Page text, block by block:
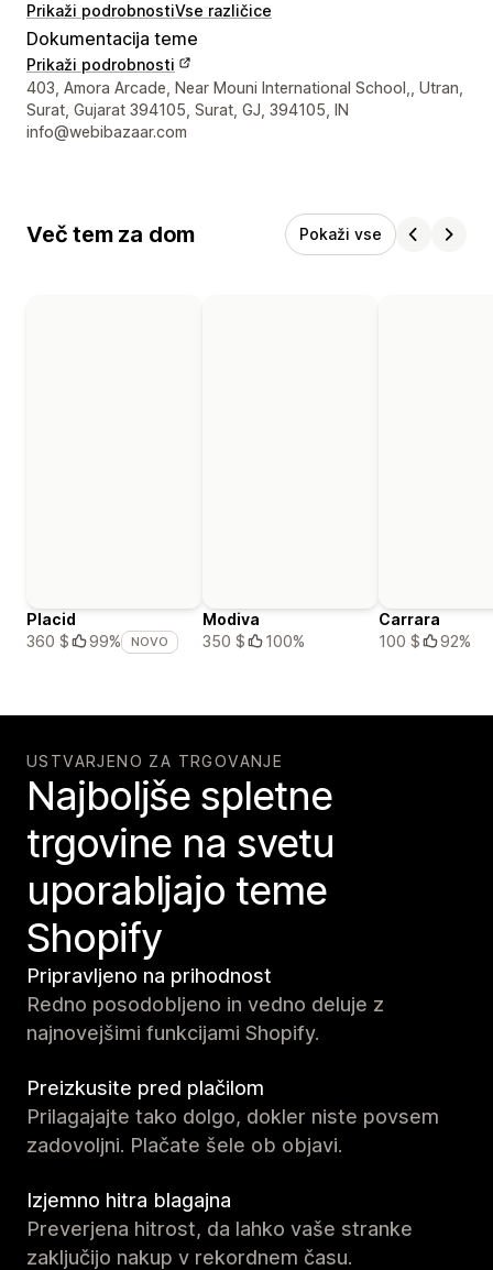
Prikaži podrobnostiVse različice
Dokumentacija teme
Prikaži podrobnosti
Podatki za stik z oblikovalcem
403, Amora Arcade, Near Mouni International School,, Utran,
Surat, Gujarat 394105, Surat, GJ, 394105, IN
info@webibazaar.com
Več tem za dom Pokaži vse
Placid
360 $
99% NOVO
Modiva
350 $
100%
Carrara
100 $
92%
USTVARJENO ZA TRGOVANJE
Najboljše spletne
trgovine na svetu
uporabljajo teme
Shopify
Pripravljeno na prihodnost
Redno posodobljeno in vedno deluje z
najnovejšimi funkcijami Shopify.
Preizkusite pred plačilom
Prilagajajte tako dolgo, dokler niste povsem
zadovoljni. Plačate šele ob objavi.
Izjemno hitra blagajna
Preverjena hitrost, da lahko vaše stranke
zaključijo nakup v rekordnem času.